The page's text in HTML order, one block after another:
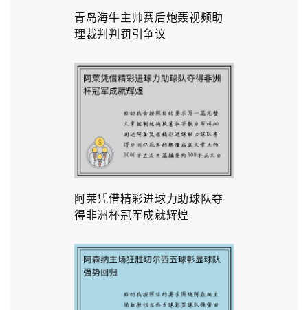
青岛海牛主帅赛后炮轰视频助
理裁判判罚引争议
阿莱凭借精彩进球力助球队夺
得非洲杯冠军成就辉煌